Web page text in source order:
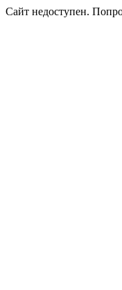
Сайт недоступен.